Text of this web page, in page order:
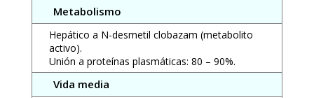
Metabolismo
Hepático a N-desmetil clobazam (metabolito
activo).
Unión a proteínas plasmáticas: 80 – 90%.
Vida media